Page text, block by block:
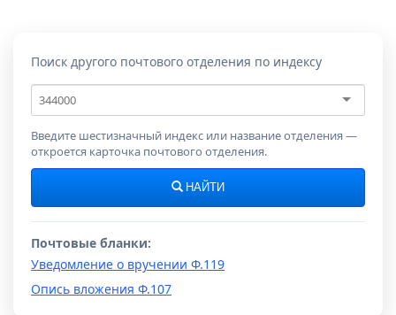
Поиск другого почтового отделения по индексу
Почтовый
индекс
Введите шестизначный индекс или название отделения —
откроется карточка почтового отделения.
НАЙТИ
Почтовые бланки:
Уведомление о вручении Ф.119
Опись вложения Ф.107